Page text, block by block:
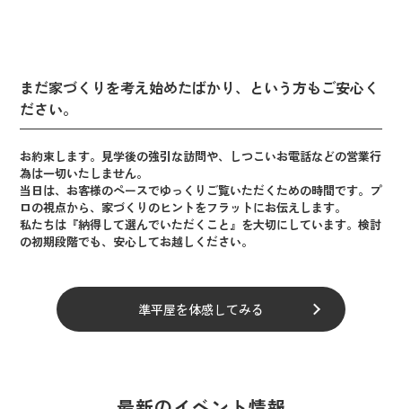
まだ家づくりを考え始めたばかり、という方もご安心く
ださい。
お約束します。見学後の強引な訪問や、しつこいお電話などの営業行
為は一切いたしません。
当日は、お客様のペースでゆっくりご覧いただくための時間です。プ
ロの視点から、家づくりのヒントをフラットにお伝えします。
私たちは『納得して選んでいただくこと』を大切にしています。検討
の初期段階でも、安心してお越しください。
準平屋を体感してみる